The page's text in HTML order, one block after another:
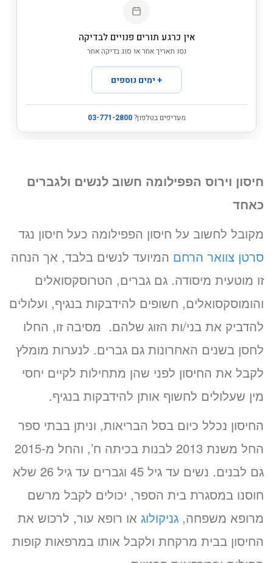
חיסון וירוס הפפילומה חשוב לנשים ולגברים
כאחד
מקובל לחשוב על חיסון הפפילומה כעל חיסון נגד
סרטן צוואר הרחם המיועד לנשים בלבד, אך הנחה
זו מוטעית מיסודה. גם גברים, הטרוסקסואלים
והומוסקסואלים, חשופים להידבקות בנגיף, ועלולים
להדביק את בני/ות הזוג שלהם. מסיבה זו, החלו
לחסן בשנים האחרונות גם גברים. לנערות מומלץ
לקבל את החיסון לפני שהן מתחילות לקיים יחסי
מין שעלולים לחשוף אותן להידבקות בנגיף.
החיסון נכלל כיום בסל הבריאות, וניתן בבתי ספר
החל משנת 2013 לבנות בכיתה ח’, והחל מ-2015
גם לבנים. נשים עד גיל 45 וגברים עד גיל 26 שלא
חוסנו במסגרת בית הספר, יכולים לקבל מרשם
מרופא משפחה, גניקולוג או רופא עור, לרכוש את
החיסון בבית מרקחת ולקבל אותו במרפאות קופות